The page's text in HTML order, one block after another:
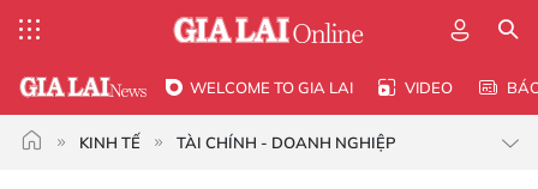
WELCOME TO GIA LAI VIDEO
KINH TẾ TÀI CHÍNH - DOANH NGHIỆP